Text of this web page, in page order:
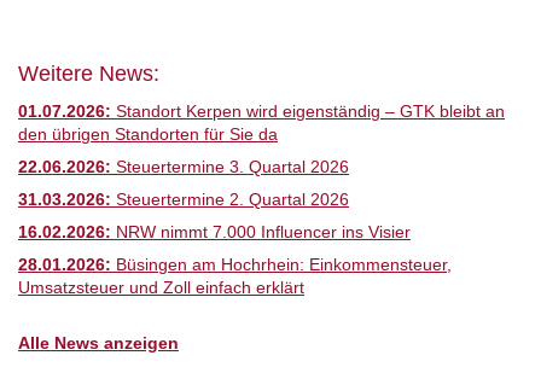
Weitere News:
01.07.2026: Standort Kerpen wird eigenständig – GTK bleibt an
den übrigen Standorten für Sie da
22.06.2026: Steuertermine 3. Quartal 2026
31.03.2026: Steuertermine 2. Quartal 2026
16.02.2026: NRW nimmt 7.000 Influencer ins Visier
28.01.2026: Büsingen am Hochrhein: Einkommensteuer,
Umsatzsteuer und Zoll einfach erklärt
Alle News anzeigen